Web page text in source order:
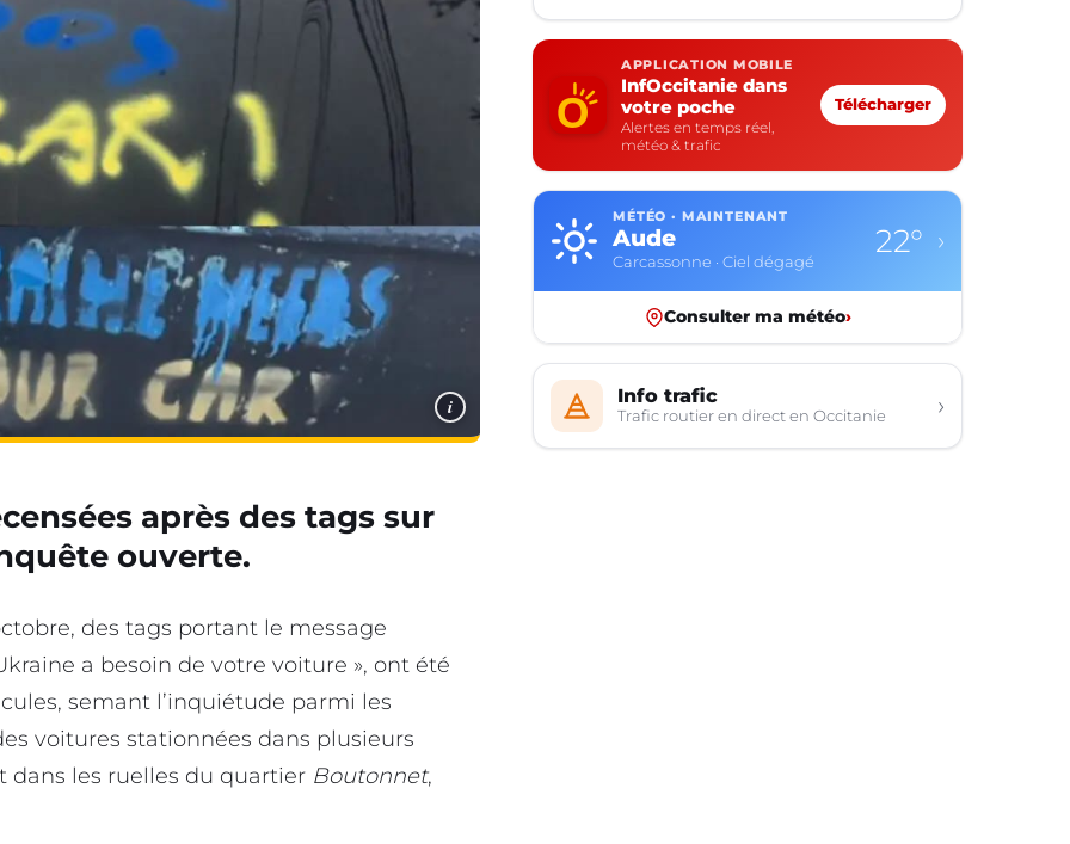
i
après des tags sur
ouverte.
des tags portant le message
a besoin de votre voiture », ont été
semant l’inquiétude parmi les
voitures stationnées dans plusieurs
dans les ruelles du quartier Boutonnet,
APPLICATION MOBILE
InfOccitanie dans
votre poche
Alertes en temps réel,
météo & trafic
Télécharger
MÉTÉO · MAINTENANT
Aude
Carcassonne · Ciel dégagé
22° ›
Consulter ma météo›
Info trafic
Trafic routier en direct en Occitanie ›